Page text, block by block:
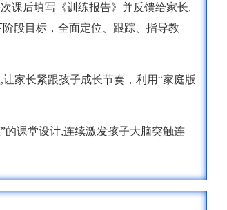
课后填写《训练报告》并反馈给家长,
段目标，全面定位、跟踪、指导教
家长紧跟孩子成长节奏，利用“家庭版
的课堂设计,连续激发孩子大脑突触连